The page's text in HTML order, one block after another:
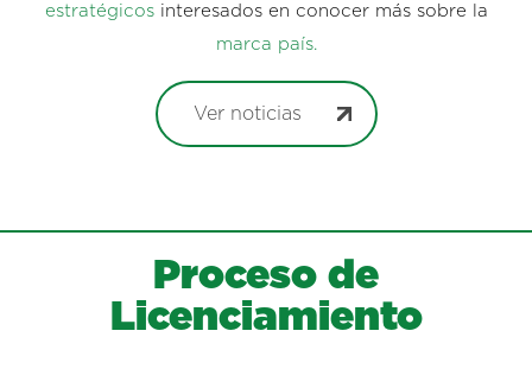
estratégicos interesados en conocer más sobre la
marca país.
Ver noticias
Proceso de
Licenciamiento